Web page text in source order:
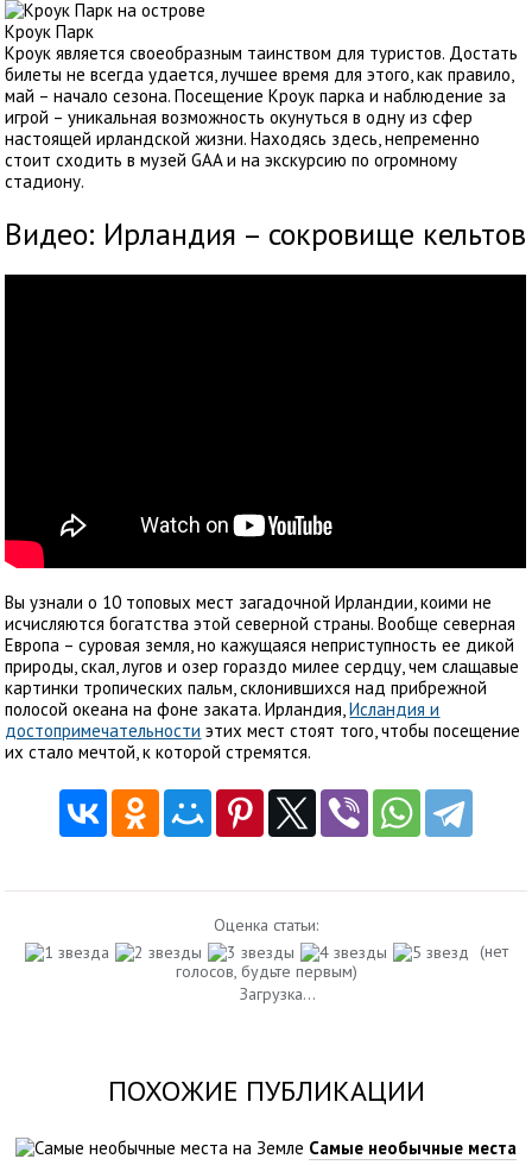
Кроук Парк
Кроук является своеобразным таинством для туристов. Достать
билеты не всегда удается, лучшее время для этого, как правило,
май – начало сезона. Посещение Кроук парка и наблюдение за
игрой – уникальная возможность окунуться в одну из сфер
настоящей ирландской жизни. Находясь здесь, непременно
стоит сходить в музей GAA и на экскурсию по огромному
стадиону.
Видео: Ирландия – сокровище кельтов
Вы узнали о 10 топовых мест загадочной Ирландии, коими не
исчисляются богатства этой северной страны. Вообще северная
Европа – суровая земля, но кажущаяся неприступность ее дикой
природы, скал, лугов и озер гораздо милее сердцу, чем слащавые
картинки тропических пальм, склонившихся над прибрежной
полосой океана на фоне заката. Ирландия,Исландия и
достопримечательности этих мест стоят того, чтобы посещение
их стало мечтой, к которой стремятся.
Оценка статьи:
(нет
голосов, будьте первым)
Загрузка...
ПОХОЖИЕ ПУБЛИКАЦИИ
Самые необычные места